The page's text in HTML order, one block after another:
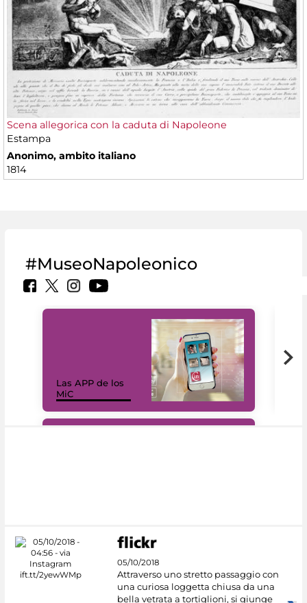
Scena allegorica con la caduta di Napoleone
Estampa
Anonimo, ambito italiano
1814
#MuseoNapoleonico
Las APP de los
MiC
05/10/2018
Attraverso uno stretto passaggio con
una curiosa loggetta chiusa da una
bella vetrata a tortiglioni, si giunge